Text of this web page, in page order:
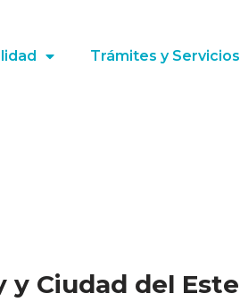
Trámites y Servicios
y Ciudad del Este